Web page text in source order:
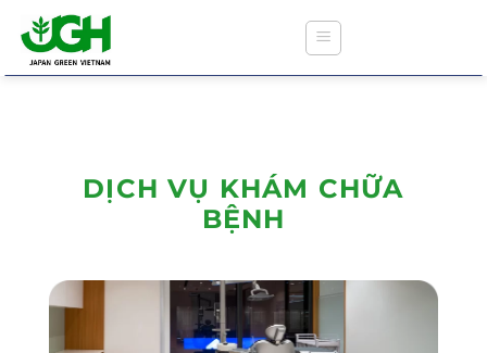
qua
DỊCH VỤ KHÁM CHỮA
BỆNH
ジャパングリーンクリニック
Y TẾ